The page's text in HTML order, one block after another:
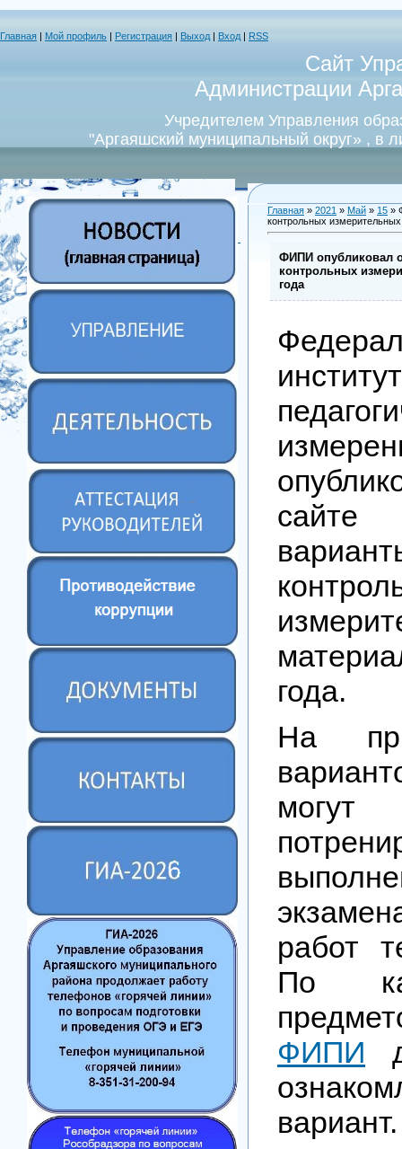
Главная Мой профиль Регистрация Выход Вход RSS
Сайт
Администрации
Учредителем Управления
"Аргаяшский муниципальный округ» , в
Главная » 2021 » Май » 15 »
контрольных
ФИПИ опубликовал
контрольных
года
институт
года.
На
могут
работ
По
ФИПИ
вариант.